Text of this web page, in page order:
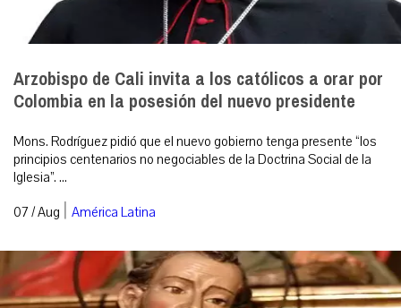
Arzobispo de Cali invita a los católicos a orar por
Colombia en la posesión del nuevo presidente
Mons. Rodríguez pidió que el nuevo gobierno tenga presente “los
principios centenarios no negociables de la Doctrina Social de la
Iglesia”. ...
07 / Aug | América Latina